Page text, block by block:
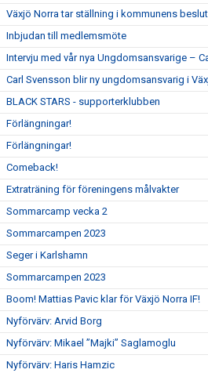
Växjö Norra tar ställning i kommunens
Inbjudan till medlemsmöte
Intervju med vår nya Ungdomsansvarige –
Carl Svensson blir ny ungdomsansvarig i
BLACK STARS - supporterklubben
Förlängningar!
Förlängningar!
Comeback!
Extraträning för föreningens målvakter
Sommarcamp vecka 2
Sommarcampen 2023
Seger i Karlshamn
Sommarcampen 2023
Boom! Mattias Pavic klar för Växjö Norra IF!
Nyförvärv: Arvid Borg
Nyförvärv: Mikael ”Majki” Saglamoglu
Nyförvärv: Haris Hamzic